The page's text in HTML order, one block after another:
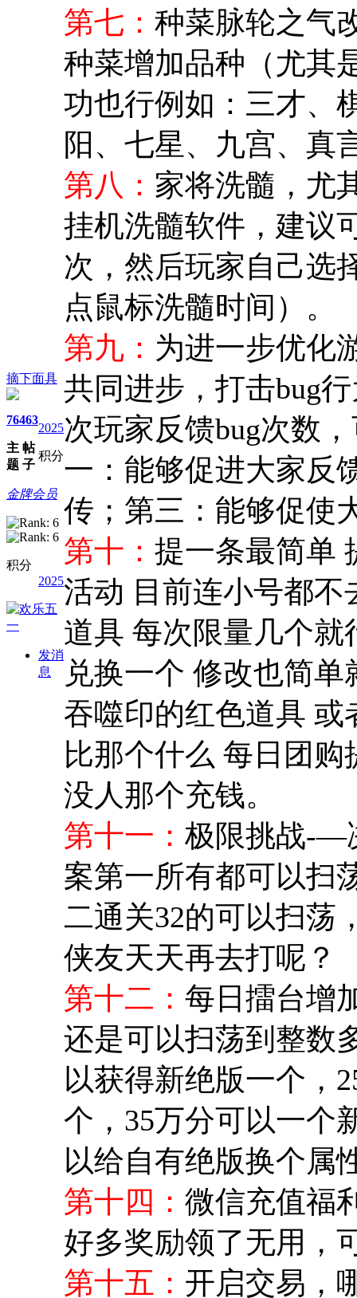
摘下面具
76
主
题
463
帖
子
2025
积分
金牌会员
积分
2025
发消
息
第七： 种菜脉轮之气
种菜增加品种（尤其
功也行例如：三才、
阳、七星、九宫、真
第八： 家将洗髓，尤
挂机洗髓软件，建议
次，然后玩家自己选
点鼠标洗髓时间）。
第九： 为进一步优化
共同进步，打击bug
次玩家反馈bug次数
一：能够促进大家反
传；第三：能够促使
第十： 提一条最简单
活动 目前连小号都
道具 每次限量几个
兑换一个 修改也简
吞噬印的红色道具
比那个什么 每日团
没人那个充钱。
第十一： 极限挑战-—
案第一所有都可以扫
二通关32的可以扫荡
侠友天天再去打呢？
第十二： 每日擂台增
还是可以扫荡到整数
以获得新绝版一个，
个，35万分可以一个
以给自有绝版换个属
第十四： 微信充值福
好多奖励领了无用，
第十五： 开启交易，